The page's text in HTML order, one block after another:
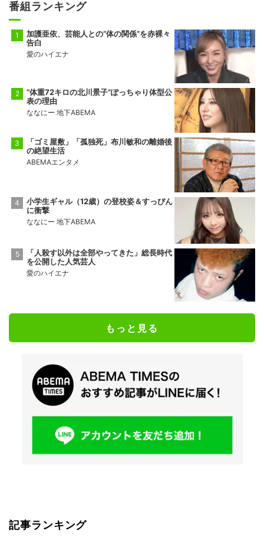
番組ランキング
加護亜依、芸能人との“体の関係”を赤裸々
告白
愛のハイエナ
“体重72キロの北川景子”ぽっちゃり体型公
表の理由
ななにー 地下ABEMA
「ゴミ屋敷」「孤独死」布川敏和の離婚後
の絶望生活
ABEMAエンタメ
小学生ギャル（12歳）の登校姿＆すっぴん
に衝撃
ななにー 地下ABEMA
「人殺す以外は全部やってきた」総長時代
を公開した人気芸人
愛のハイエナ
もっと見る
記事ランキング